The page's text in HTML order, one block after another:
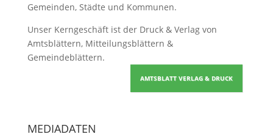
Gemeinden, Städte und Kommunen.
Unser Kerngeschäft ist der Druck & Verlag von
Amtsblättern, Mitteilungsblättern &
Gemeindeblättern.
AMTSBLATT VERLAG & DRUCK
MEDIADATEN